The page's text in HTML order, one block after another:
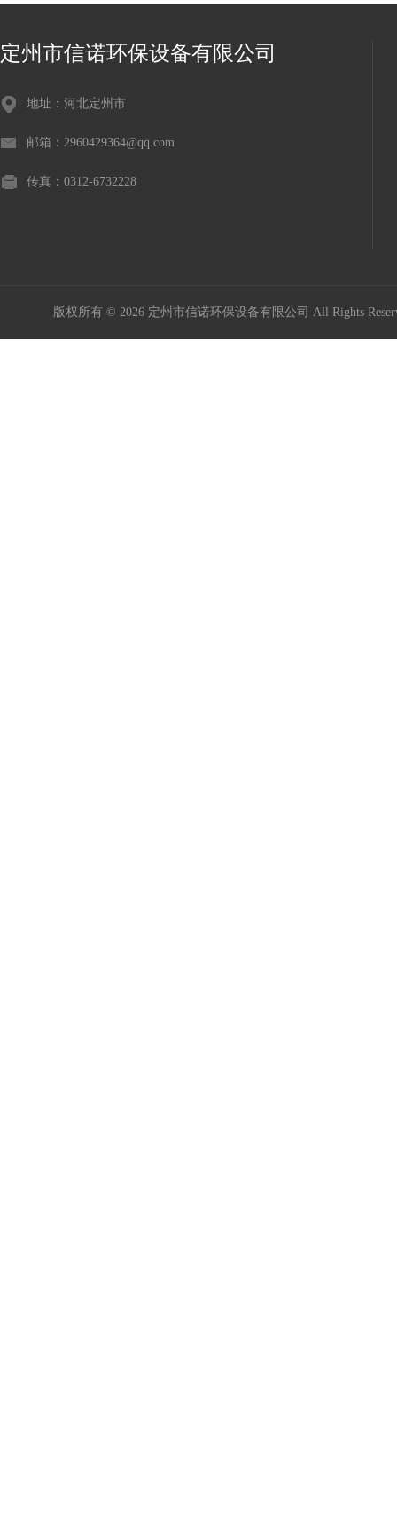
定州市信诺环保设备有限公司
地址：河北定州市
邮箱：2960429364@qq.com
传真：0312-6732228
版权所有 © 2026 定州市信诺环保设备有限公司 All Rights